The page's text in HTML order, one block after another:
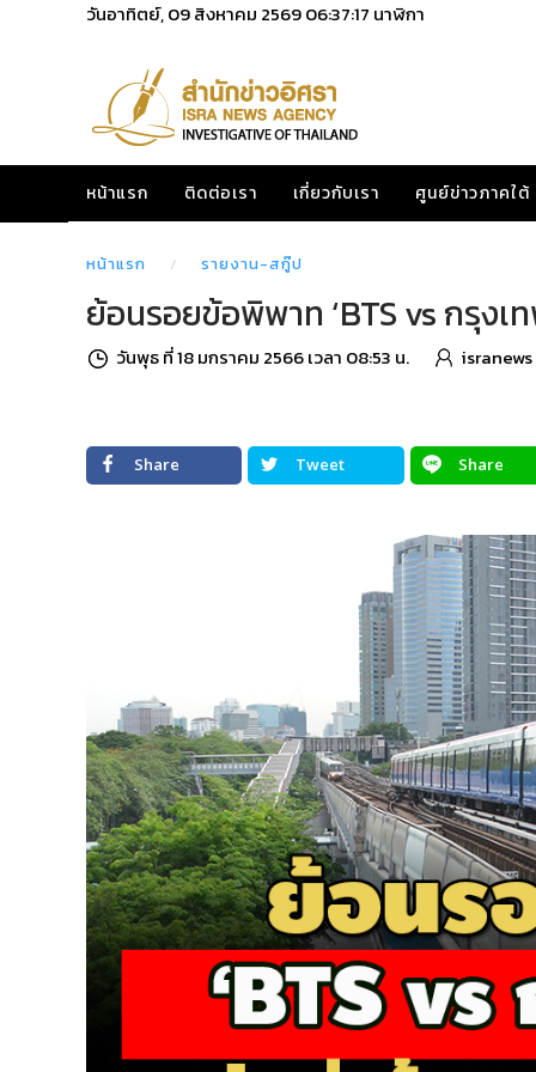
วันอาทิตย์, 09 สิงหาคม 256906:37:18 นาฬิกา
หน้าแรก ติดต่อเรา เกี่ยวกับเรา ศูนย์ข่าวภาคใต้
หน้าแรก รายงาน-สกู๊ป
ย้อนรอยข้อพิพาท ‘BTS vs กรุง
วันพุธ ที่ 18 มกราคม 2566 เวลา 08:53 น. isranews
Share Tweet Share